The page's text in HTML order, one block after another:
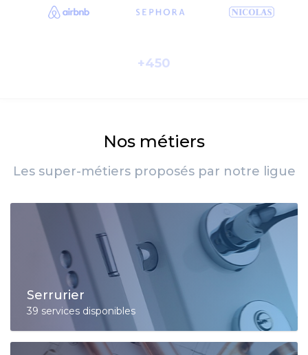
1141 avis
+450
Nos métiers
Les super-métiers proposés par notre ligue
Serrurier
39 services disponibles